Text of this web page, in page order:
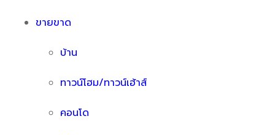
ขายขาด
บ้าน
ทาวน์โฮม/ทาวน์เฮ้าส์
คอนโด